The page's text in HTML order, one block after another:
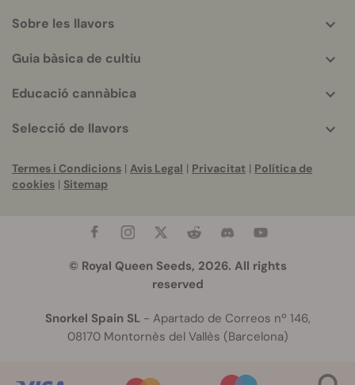
Sobre les llavors
Guia bàsica de cultiu
Educació cannàbica
Selecció de llavors
Termes i Condicions | Avis Legal | Privacitat | Política de
cookies | Sitemap
© Royal Queen Seeds, 2026. All rights
reserved
Snorkel Spain SL- Apartado de Correos nº 146,
08170 Montornès del Vallès (Barcelona)